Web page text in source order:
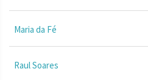
Maria da Fé
Raul Soares